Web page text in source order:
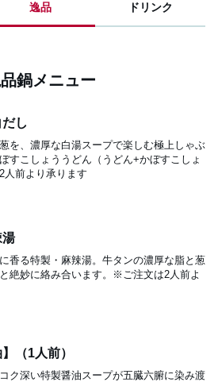
逸品 ドリンク
鍋メニュー
し
を、濃厚な白湯スープで楽しむ極上しゃぶ
すこしょううどん（うどん+かぼすこしょ
前より承ります
香る特製・麻辣湯。牛タンの濃厚な脂と葱
絶妙に絡み合います。※ご注文は2人前よ
（1人前）
ク深い特製醤油スープが五臓六腑に染み渡